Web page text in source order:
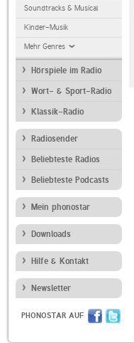
Soundtracks & Musical
Kinder-Musik
Mehr Genres
Hörspiele im Radio
Wort- & Sport-Radio
Klassik-Radio
Radiosender
Beliebteste Radios
Beliebteste Podcasts
Mein phonostar
Downloads
Hilfe & Kontakt
Newsletter
PHONOSTAR AUF